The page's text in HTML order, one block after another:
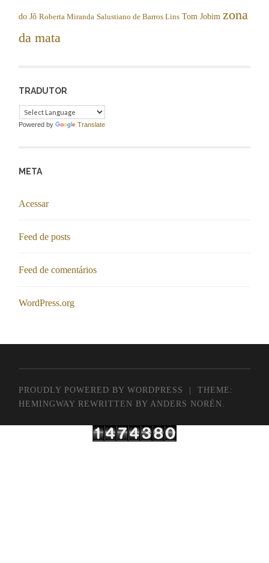
do Jô Roberta Miranda Salustiano de Barros Lins Tom Jobim zona
da mata
TRADUTOR
Powered by Translate
META
Acessar
Feed de posts
Feed de comentários
WordPress.org
PROUDLY POWERED BY WORDPRESS
THEME:
HEMINGWAY REWRITTEN BYANDERS NORÉN.